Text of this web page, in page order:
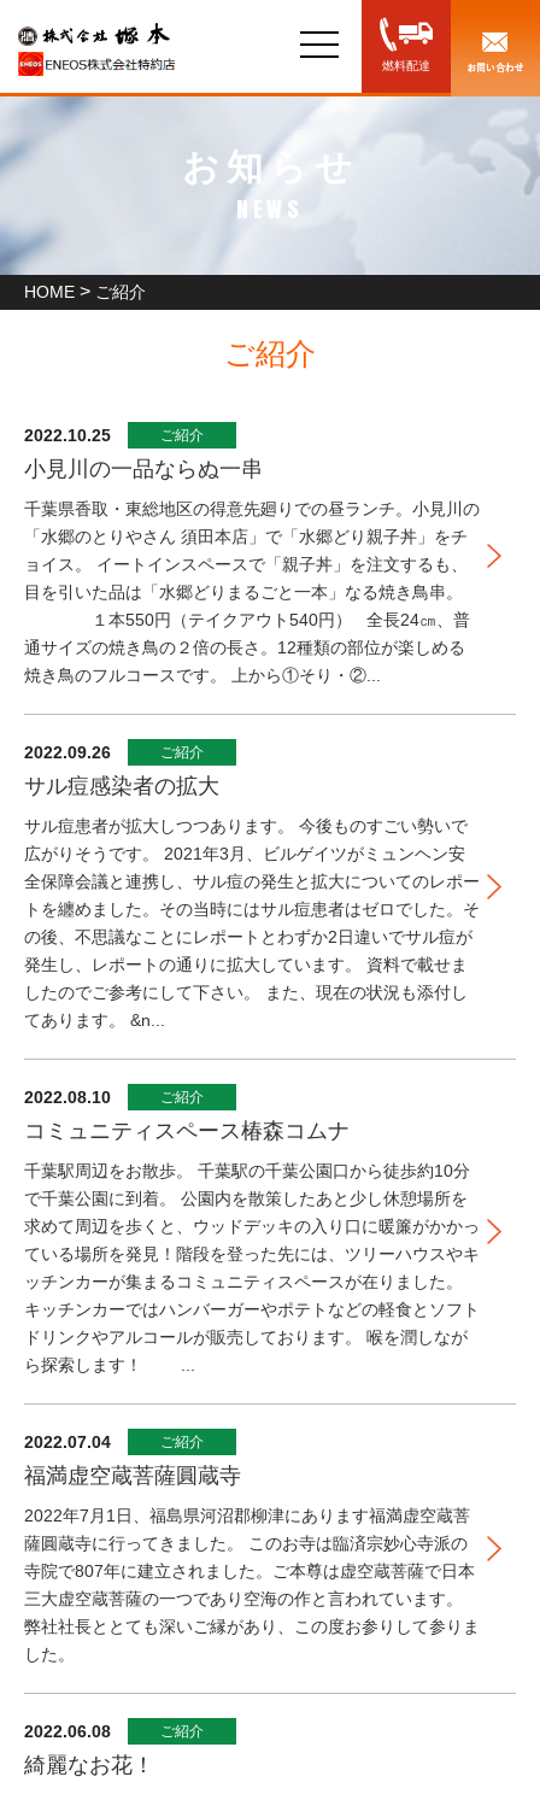
toggle
navigation燃料配達
お知らせ
NEWS
HOME > ご紹介
ご紹介
2022.10.25 ご紹介
小見川の一品ならぬ一串
千葉県香取・東総地区の得意先廻りでの昼ランチ。小見川の
「水郷のとりやさん 須田本店」で「水郷どり親子丼」をチ
ョイス。 イートインスペースで「親子丼」を注文するも、
目を引いた品は「水郷どりまるごと一本」なる焼き鳥串。
１本550円（テイクアウト540円） 全長24㎝、普
通サイズの焼き鳥の２倍の長さ。12種類の部位が楽しめる
焼き鳥のフルコースです。 上から①そり・②...
2022.09.26 ご紹介
サル痘感染者の拡大
サル痘患者が拡大しつつあります。 今後ものすごい勢いで
広がりそうです。 2021年3月、ビルゲイツがミュンヘン安
全保障会議と連携し、サル痘の発生と拡大についてのレポー
トを纏めました。その当時にはサル痘患者はゼロでした。そ
の後、不思議なことにレポートとわずか2日違いでサル痘が
発生し、レポートの通りに拡大しています。 資料で載せま
したのでご参考にして下さい。 また、現在の状況も添付し
てあります。 &n...
2022.08.10 ご紹介
コミュニティスペース椿森コムナ
千葉駅周辺をお散歩。 千葉駅の千葉公園口から徒歩約10分
で千葉公園に到着。 公園内を散策したあと少し休憩場所を
求めて周辺を歩くと、ウッドデッキの入り口に暖簾がかかっ
ている場所を発見！階段を登った先には、ツリーハウスやキ
ッチンカーが集まるコミュニティスペースが在りました。
キッチンカーではハンバーガーやポテトなどの軽食とソフト
ドリンクやアルコールが販売しております。 喉を潤しなが
ら探索します！ ...
2022.07.04 ご紹介
福満虚空蔵菩薩圓蔵寺
2022年7月1日、福島県河沼郡柳津にあります福満虚空蔵菩
薩圓蔵寺に行ってきました。 このお寺は臨済宗妙心寺派の
寺院で807年に建立されました。ご本尊は虚空蔵菩薩で日本
三大虚空蔵菩薩の一つであり空海の作と言われています。
弊社社長ととても深いご縁があり、この度お参りして参りま
した。
2022.06.08 ご紹介
綺麗なお花！